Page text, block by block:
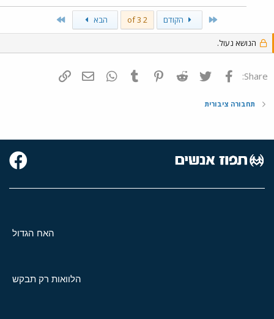
First הקודם 2 of 3 הבא
הנושא נעול.
Share: פייסבוק Twitter
Reddit
Pinterest
Tumblr
WhatsAppדואר אלקטרוני
תחבורה ציבורית
האח הגדול
הלוואות רק תבקש